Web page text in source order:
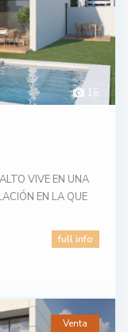
16
VIVE EN UNA
EN LA QUE
full info
Venta